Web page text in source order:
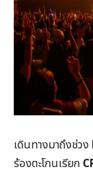
เดินทางมาถึงช่วง
ร้องตะโกนเรียก